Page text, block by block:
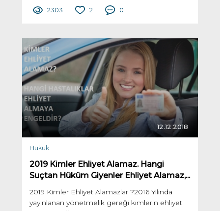
2303 2 0
12.12.2018
Hukuk
2019 Kimler Ehliyet Alamaz. Hangi
Suçtan Hüküm Giyenler Ehliyet Alamaz,...
2019 Kimler Ehliyet Alamazlar ?2016 Yılında
yayınlanan yönetmelik gereği kimlerin ehliyet